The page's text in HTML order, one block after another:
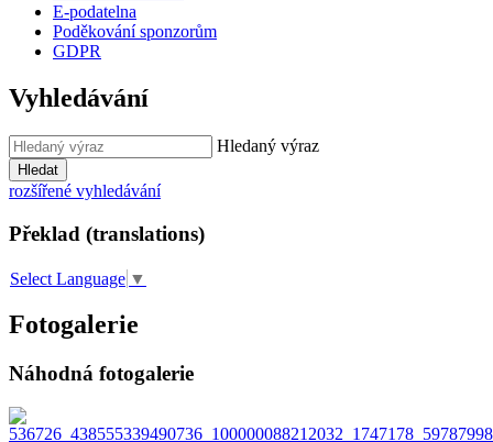
E-podatelna
Poděkování sponzorům
GDPR
Vyhledávání
Hledaný výraz
Hledat
rozšířené vyhledávání
Překlad (translations)
Select Language ▼
Fotogalerie
Náhodná fotogalerie